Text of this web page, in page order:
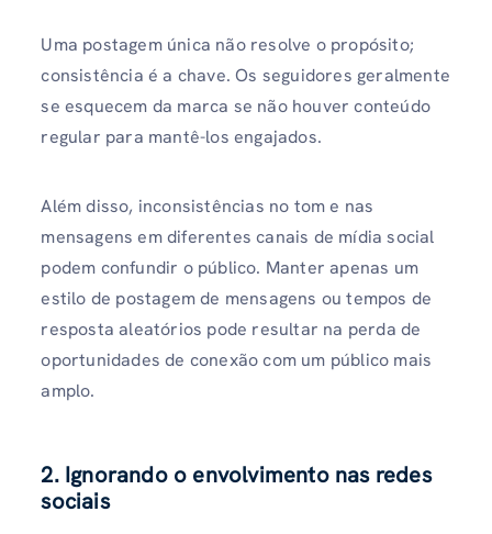
Uma postagem única não resolve o propósito;
consistência é a chave. Os seguidores geralmente
se esquecem da marca se não houver conteúdo
regular para mantê-los engajados.
Além disso, inconsistências no tom e nas
mensagens em diferentes canais de mídia social
podem confundir o público. Manter apenas um
estilo de postagem de mensagens ou tempos de
resposta aleatórios pode resultar na perda de
oportunidades de conexão com um público mais
amplo.
2. Ignorando o envolvimento nas redes
sociais